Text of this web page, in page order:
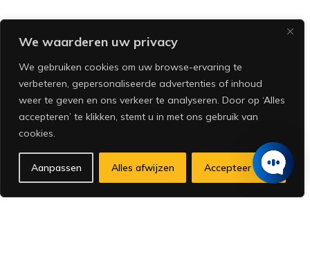
We waarderen uw privacy
We gebruiken cookies om uw browse-ervaring te
verbeteren, gepersonaliseerde advertenties of inhoud
weer te geven en ons verkeer te analyseren. Door op ‘Alles
accepteren’ te klikken, stemt u in met ons gebruik van
cookies.
Aanpassen Alles afwijzen Accepteer alles
Heyzzp.nl
Hoefsmidstraat 41
3194 AA Hoogvliet Rotterdam
KVK: 76646173
BTW: NL860722089B01